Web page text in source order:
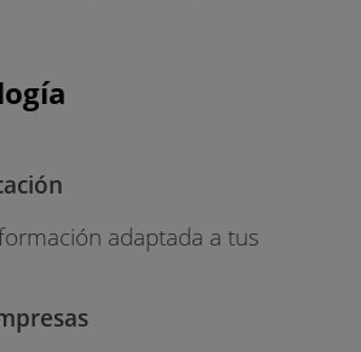
adaptada a tus